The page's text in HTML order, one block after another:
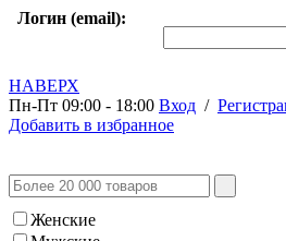
Логин (email):
НАВЕРХ
Пн-Пт 09:00 - 18:00 Вход /
Добавить в избранное
Женские